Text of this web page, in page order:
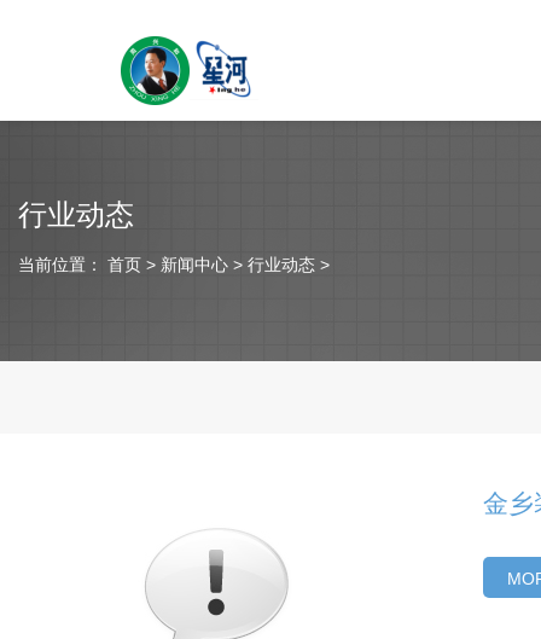
行业动态
当前位置： 首页 > 新闻中心 > 行业动态 >
金乡